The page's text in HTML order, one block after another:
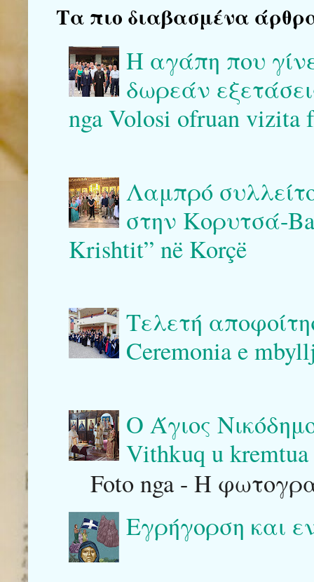
Τα πιο διαβασμένα
Η αγάπη που
δωρεάν
nga Volosi ofruan vizita
Λαμπρό
στην Κορυτσά-
Krishtit” në Korçë
Τελετή
Ceremonia e
Ο Άγιος
Vithkuq u
Foto nga - Η
Εγρήγορση και